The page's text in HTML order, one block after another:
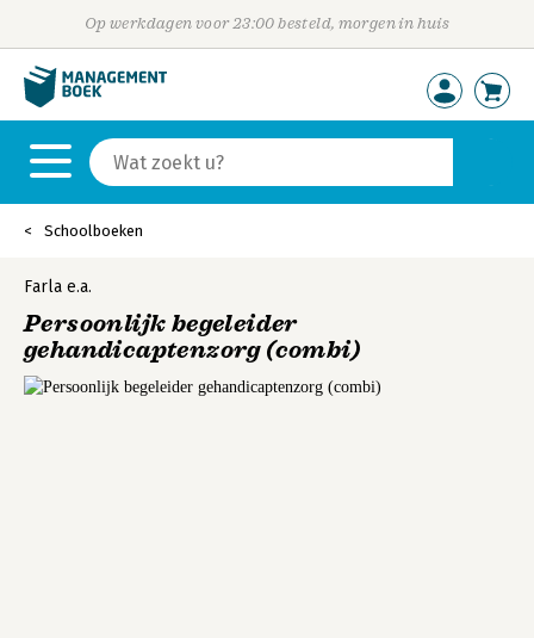
Op werkdagen voor 23:00 besteld, morgen in huis
Schoolboeken
Farla e.a.
Persoonlijk begeleider
gehandicaptenzorg (combi)